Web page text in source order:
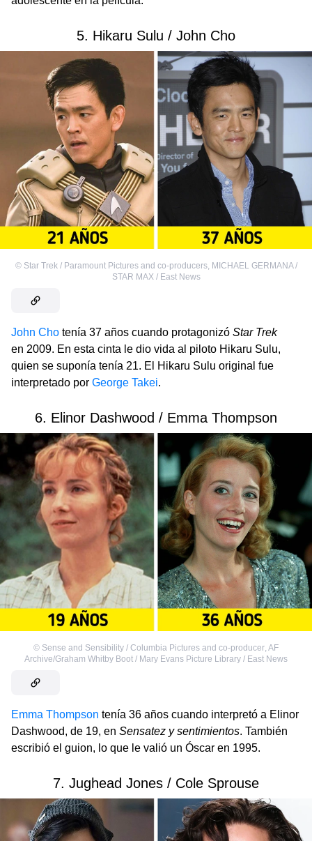
5. Hikaru Sulu / John Cho
© Star Trek / Paramount Pictures and co-producers, MICHAEL GERMANA /
STAR MAX / East News
John Cho tenía 37 años cuando protagonizó Star Trek
en 2009. En esta cinta le dio vida al piloto Hikaru Sulu,
quien se suponía tenía 21. El Hikaru Sulu original fue
interpretado por George Takei.
6. Elinor Dashwood / Emma Thompson
© Sense and Sensibility / Columbia Pictures and co-producer AF
Archive/Graham Whitby Boot / Mary Evans Picture Library / East News
Emma Thompson tenía 36 años cuando interpretó a Elinor
Dashwood, de 19, en Sensatez y sentimientos. También
escribió el guion, lo que le valió un Óscar en 1995.
7. Jughead Jones / Cole Sprouse